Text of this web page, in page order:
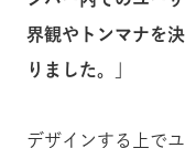
界観やトンマナを
りました。
デザインする上で